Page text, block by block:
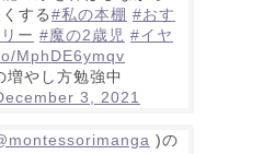
する#私の本棚 #おす
ー #魔の2歳児 #イヤ
MphDE6ymqv
やし方勉強中
3, 2021
)の